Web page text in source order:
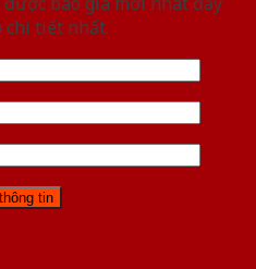
chi tiết nhất.